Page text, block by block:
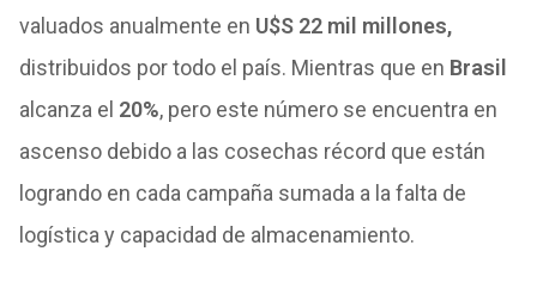
valuados anualmente en U$S 22 mil millones,
distribuidos por todo el país. Mientras que en Brasil
alcanza el 20%, pero este número se encuentra en
ascenso debido a las cosechas récord que están
logrando en cada campaña sumada a la falta de
logística y capacidad de almacenamiento.